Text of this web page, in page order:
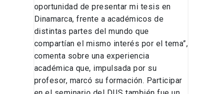
oportunidad de presentar mi tesis en
Dinamarca, frente a académicos de
distintas partes del mundo que
compartían el mismo interés por el tema”,
comenta sobre una experiencia
académica que, impulsada por su
profesor, marcó su formación. Participar